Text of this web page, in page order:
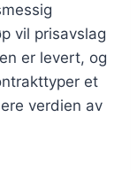
vil prisavslag
er levert, og
et
verdien av